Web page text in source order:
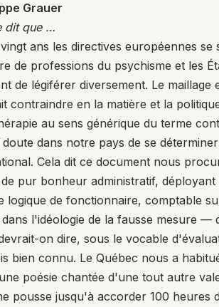
Grauer
dit que …
ans les directives européennes se
de professions du psychisme et les
de légiférer diversement. Le maillage
contraindre en la matière et la
au sens générique du terme
dans notre pays de se
Cela dit ce document nous
pur bonheur administratif, déployant
logique de fonctionnaire, comptable
l'idéologie de la fausse mesure —
on dire, sous le vocable
bien connu. Le Québec nous a
poésie chantée d'une tout autre
pousse jusqu'à accorder 100 heures